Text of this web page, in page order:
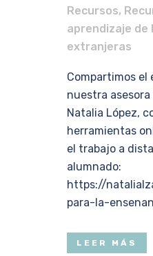
Recursos,
aprendizaje de
extranjeras
Compartimos el
nuestra asesora
Natalia López,
herramientas
el trabajo a
alumnado:
https://
para-la-
LEER MÁS